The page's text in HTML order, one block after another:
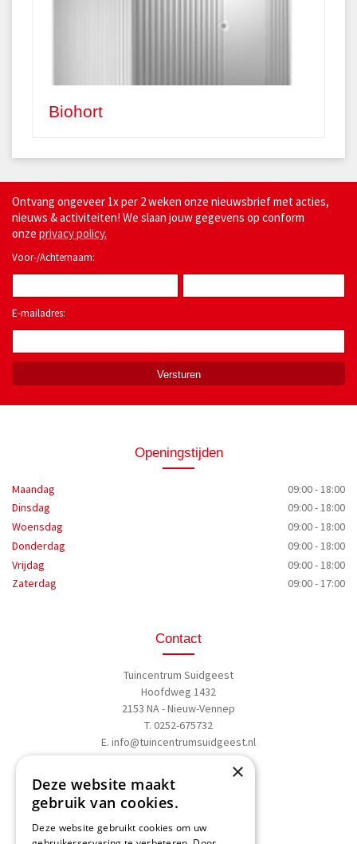
Biohort
Ontvang ongeveer 1x per 2 weken onze nieuwsbrief met acties,
nieuws & activiteiten! We slaan jouw gegevens op conform
onze privacy policy.
Voor-/Achternaam:
E-mailadres:
Openingstijden
Maandag
09:00 - 18:00
Dinsdag
09:00 - 18:00
Woensdag
09:00 - 18:00
Donderdag
09:00 - 18:00
Vrijdag
09:00 - 18:00
Zaterdag
09:00 - 17:00
Contact
Tuincentrum Suidgeest
Hoofdweg 1432
2153 NA - Nieuw-Vennep
T. 0252-675732
E. info@tuincentrumsuidgeest.nl
Routebeschrijving ×
Deze website maakt
gebruik van cookies.
Deze website gebruikt cookies om uw